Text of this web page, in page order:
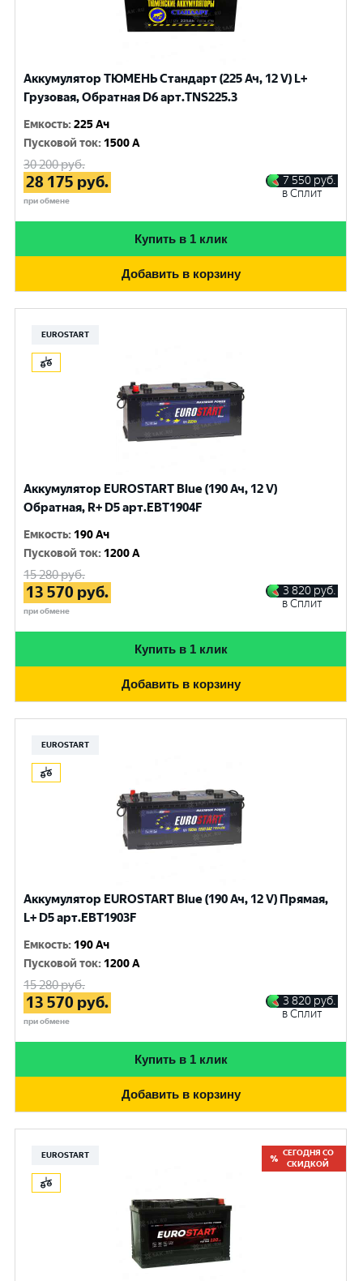
Аккумулятор ТЮМЕНЬ Стандарт (225 Ач, 12 V) L+
Грузовая, Обратная D6 арт.TNS225.3
Емкость:225 Ач
Пусковой ток: 1500 A
30 200руб.
28 175 руб.
при обмене
7 550 руб.
в Сплит
Купить в 1 клик
Добавить в корзину
EUROSTART
Аккумулятор EUROSTART Blue (190 Ач, 12 V)
Обратная, R+ D5 арт.EBT1904F
Емкость: 190 Ач
Пусковой ток: 1200 A
15 280руб.
13 570 руб.
при обмене
3 820 руб.
в Сплит
Купить в 1 клик
Добавить в корзину
EUROSTART
Аккумулятор EUROSTART Blue (190 Ач, 12 V) Прямая,
L+ D5 арт.EBT1903F
Емкость: 190 Ач
Пусковой ток: 1200 A
15 280руб.
13 570 руб.
при обмене
3 820 руб.
в Сплит
Купить в 1 клик
Добавить в корзину
EUROSTART
СЕГОДНЯ СО
СКИДКОЙ